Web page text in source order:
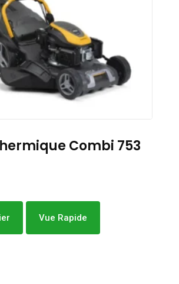
Combi 753
Vue Rapide